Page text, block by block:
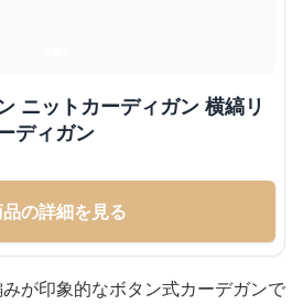
ニットカーディガン 横縞リ
ディガン
の詳細を見る
が印象的なボタン式カーデガンで